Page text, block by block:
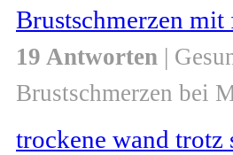
Brustschmerzen mit
19 Antworten |
Brustschmerzen bei
trockene wand trotz